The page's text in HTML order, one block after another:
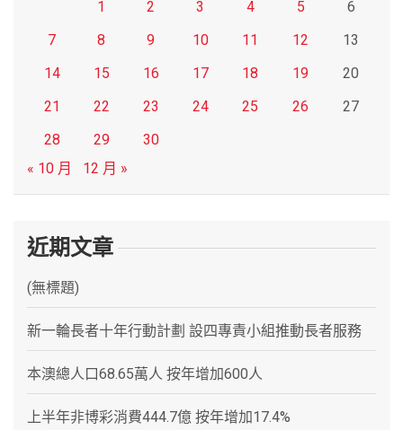
1 2 3 4 5
6
7
8 9 10 11 12
13
14
15 16 17 18 19
20
21
22 23 24 25 26
27
28
29
30
« 10 月
12 月 »
近期文章
(無標題)
新一輪長者十年行動計劃 設四專責小組推動長者服務
本澳總人口68.65萬人 按年增加600人
上半年非博彩消費444.7億 按年增加17.4%